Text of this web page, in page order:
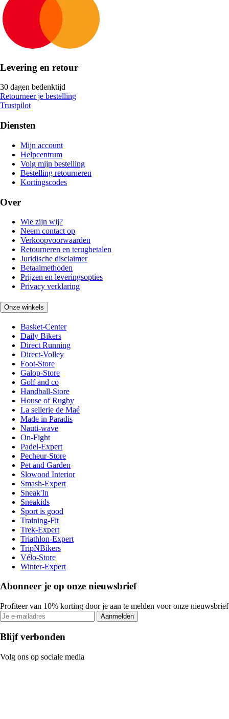
Levering en retour
30 dagen bedenktijd
Retourneer je bestelling
Trustpilot
Diensten
Mijn account
Helpcentrum
Volg mijn bestelling
Bestelling retourneren
Kortingscodes
Over
Wie zijn wij?
Neem contact op
Verkoopvoorwaarden
Retourneren en terugbetalen
Juridische disclaimer
Betaalmethoden
Prijzen en leveringsopties
Privacy verklaring
Onze winkels
Basket-Center
Daily Bikers
Direct Running
Direct-Volley
Foot-Store
Galop-Store
Golf and co
Handball-Store
House of Rugby
La sellerie de Maé
Made in Paradis
Nauti-wave
On-Fight
Padel-Expert
Pecheur-Store
Pet and Garden
Slowood Interior
Smash-Expert
Sneak'In
Sneakids
Sport is good
Training-Fit
Trek-Expert
Triathlon-Expert
TripNBikers
Vélo-Store
Winter-Expert
Abonneer je op onze nieuwsbrief
Profiteer van 10% korting door je aan te melden voor onze nieuwsbrief
Aanmelden
Blijf verbonden
Volg ons op sociale media